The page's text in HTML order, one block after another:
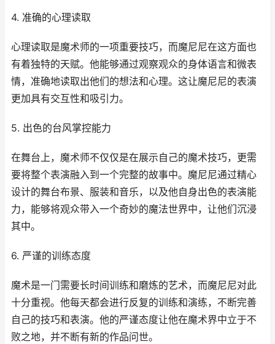
4. 准确的心理读取
心理读取是魔术师的一项重要技巧，而魔尼尼在这方面也
有着独特的天赋。他能够通过观察观众的身体语言和微表
情，准确地读取出他们的想法和心理。这让魔尼尼的表演
更加具有交互性和吸引力。
5. 出色的台风掌控能力
在舞台上，魔术师不仅仅是在展示自己的魔术技巧，更需
要将整个表演融入到一个完整的故事中。魔尼尼通过精心
设计的舞台布景、服装和音乐，以及他自身出色的表演能
力，能够将观众带入一个奇妙的魔法世界中，让他们沉浸
其中。
6. 严谨的训练态度
魔术是一门需要长时间训练和磨炼的艺术，而魔尼尼对此
十分重视。他每天都会进行反复的训练和演练，不断完善
自己的技巧和表演。他的严谨态度让他在魔术界中立于不
败之地，并不断有新的作品问世。